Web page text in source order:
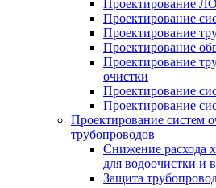
Проектирование
Проектирование
Проектирование
Проектирование
Проектирование
очистки
Проектирование
Проектирование
Проектирование систем
трубопроводов
Снижение расхода
для водоочистки и
Защита